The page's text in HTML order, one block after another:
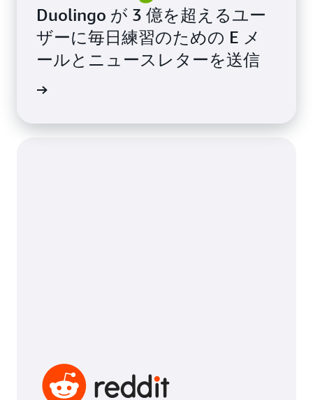
Duolingo が 3 億を超えるユー
ザーに毎日練習のための E メ
ールとニュースレターを送信